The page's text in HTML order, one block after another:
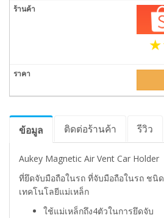
ข้อมูล ติดต่อร้านค้า รีวิว
Aukey Magnetic Air Vent Car Holder
ที่ยึดจับมือถือในรถ ที่จับมือถือในรถ ชนิ
เทคโนโลยีแม่เหล็ก
ใช้แม่เหล็กถึง4ตัวในการยึดจับ